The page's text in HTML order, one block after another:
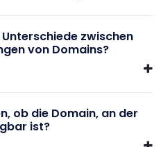
Unterschiede zwischen
von Domains?
ob die Domain, an der
ist?